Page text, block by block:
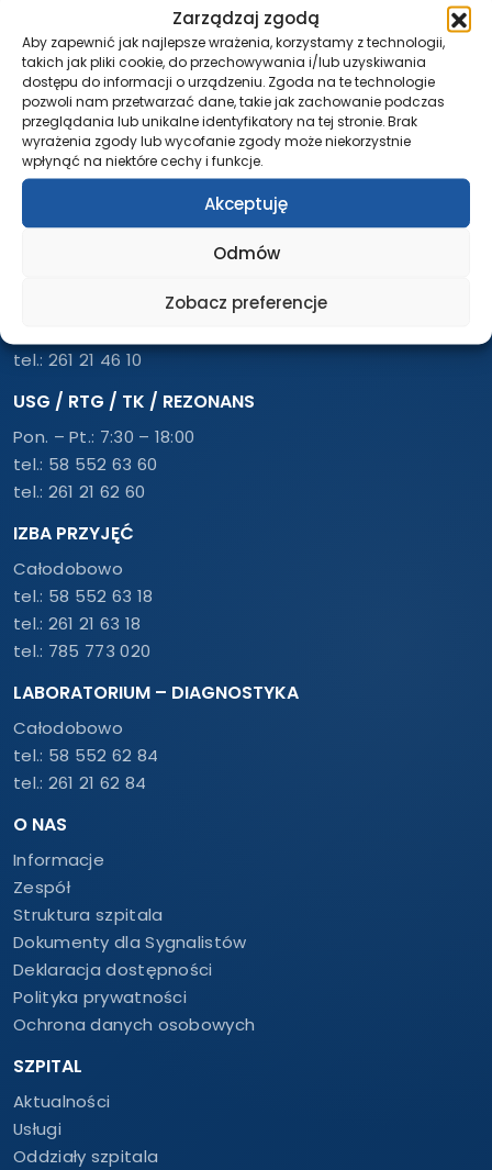
Zarządzaj zgodą
Aby zapewnić jak najlepsze wrażenia, korzystamy z technologii,
takich jak pliki cookie, do przechowywania i/lub uzyskiwania
dostępu do informacji o urządzeniu. Zgoda na te technologie
pozwoli nam przetwarzać dane, takie jak zachowanie podczas
przeglądania lub unikalne identyfikatory na tej stronie. Brak
wyrażenia zgody lub wycofanie zgody może niekorzystnie
wpłynąć na niektóre cechy i funkcje.
Akceptuję
Odmów
Zobacz preferencje
Udostępnij ten post
Pon. – Pt.: 7:30 – 18:00
tel.: 261 21 46 10
USG / RTG / TK / REZONANS
Pon. – Pt.: 7:30 – 18:00
tel.: 58 552 63 60
tel.: 261 21 62 60
IZBA PRZYJĘĆ
Całodobowo
tel.: 58 552 63 18
tel.: 261 21 63 18
tel.: 785 773 020
LABORATORIUM – DIAGNOSTYKA
Całodobowo
tel.: 58 552 62 84
tel.: 261 21 62 84
O NAS
Informacje
Zespół
Struktura szpitala
Dokumenty dla Sygnalistów
Deklaracja dostępności
Polityka prywatności
Ochrona danych osobowych
SZPITAL
Aktualności
Usługi
Oddziały szpitala